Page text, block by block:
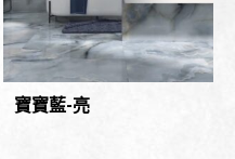
寶寶藍-亮